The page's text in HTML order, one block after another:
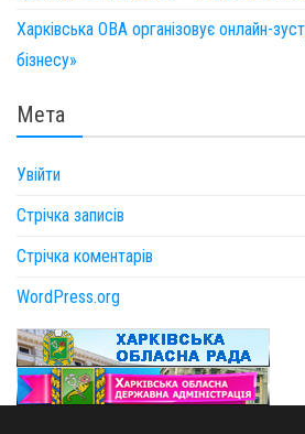
Харківська ОВА організовує онлайн-
бізнесу»
Мета
Увійти
Стрічка записів
Стрічка коментарів
WordPress.org